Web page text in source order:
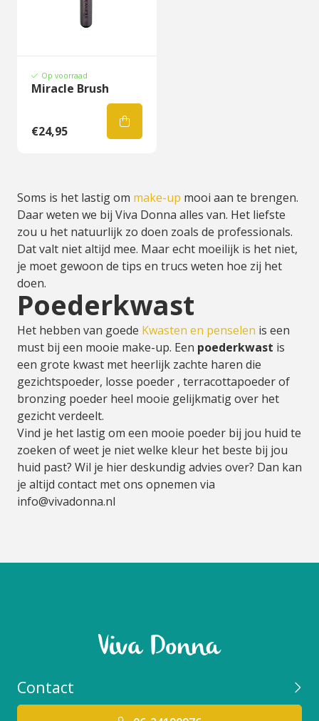
Op voorraad
Miracle Brush
€24,95
Soms is het lastig om make-up mooi aan te brengen.
Daar weten we bij Viva Donna alles van. Het liefste
zou u het natuurlijk zo doen zoals de professionals.
Dat valt niet altijd mee. Maar echt moeilijk is het niet,
je moet gewoon de tips en trucs weten hoe zij het
doen.
Poederkwast
Het hebben van goede Kwasten en penselen is een
must bij een mooie make-up. Een poederkwast is
een grote kwast met heerlijk zachte haren die
gezichtspoeder, losse poeder , terracottapoeder of
bronzing poeder heel mooie gelijkmatig over het
gezicht verdeelt.
Vind je het lastig om een mooie poeder bij jou huid te
zoeken of weet je niet welke kleur het beste bij jou
huid past? Wil je hier deskundig advies over? Dan kan
je altijd contact met ons opnemen via
info@vivadonna.nl
Contact